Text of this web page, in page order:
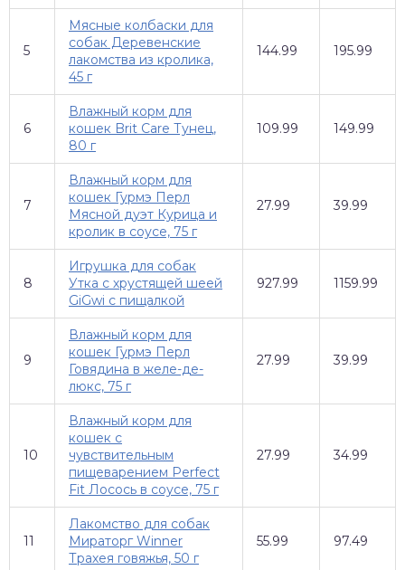
5
Мясные колбаски для
собак Деревенские
лакомства из кролика,
45 г
144.99 195.99
6
Влажный корм для
кошек Brit Care Тунец,
80 г
109.99 149.99
7
Влажный корм для
кошек Гурмэ Перл
Мясной дуэт Курица и
кролик в соусе, 75 г
27.99 39.99
8
Игрушка для собак
Утка с хрустящей шеей
GiGwi с пищалкой
927.99 1159.99
9
Влажный корм для
кошек Гурмэ Перл
Говядина в желе-де-
люкс, 75 г
27.99 39.99
10
Влажный корм для
кошек с
чувствительным
пищеварением Perfect
Fit Лосось в соусе, 75 г
27.99 34.99
11
Лакомство для собак
Мираторг Winner
Трахея говяжья, 50 г
55.99 97.49